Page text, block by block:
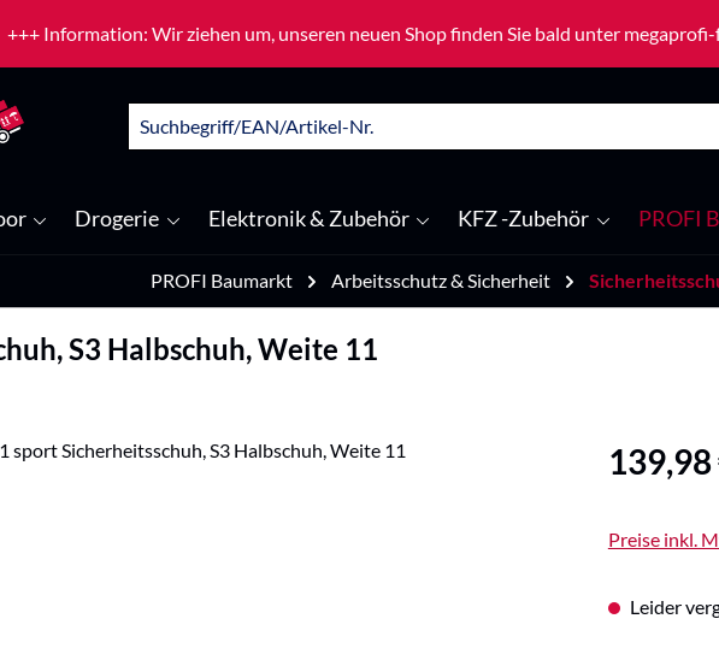
+++ Information: Wir ziehen um, unseren neuen Shop finden Sie bald unter
Drogerie Elektronik & Zubehör KFZ -Zubehör PROFI
PROFI Baumarkt Arbeitsschutz & Sicherheit
S3 Halbschuh, Weite 11
Regulärer
139,98
Preise inkl.
Leider